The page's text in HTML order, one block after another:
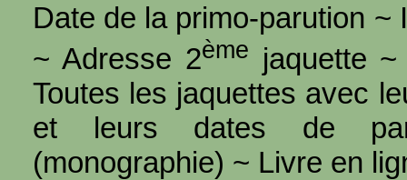
Date de la primo-parution ~
~ Adresse 2ème jaquette
Toutes les jaquettes avec
et leurs dates de
(monographie) ~ Livre en